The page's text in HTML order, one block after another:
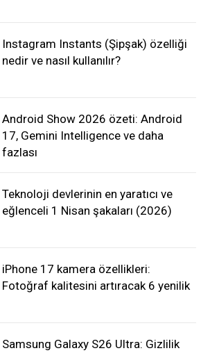
Instagram Instants (Şipşak) özelliği
nedir ve nasıl kullanılır?
Android Show 2026 özeti: Android
17, Gemini Intelligence ve daha
fazlası
Teknoloji devlerinin en yaratıcı ve
eğlenceli 1 Nisan şakaları (2026)
iPhone 17 kamera özellikleri:
Fotoğraf kalitesini artıracak 6 yenilik
Samsung Galaxy S26 Ultra: Gizlilik